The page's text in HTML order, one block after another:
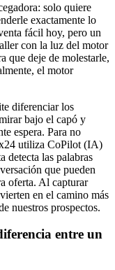
solo quiere
exactamente lo
fácil hoy, pero un
con la luz del motor
que deje de molestarle,
el motor
diferenciar los
bajo el capó y
espera. Para no
utiliza CoPilot (IA)
detecta las palabras
que pueden
oferta. Al capturar
en el camino más
nuestros prospectos.
entre un